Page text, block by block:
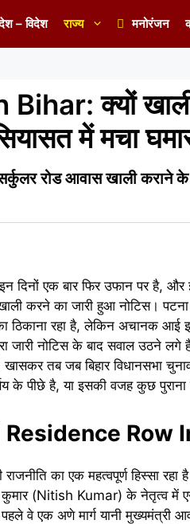
– विदेश राज्य मनोरंजन
क्यों खाली
में मचा
रोड आवास खाली कराने के
दिनों एक बार फिर उफान पर है, और
करने का जारी हुआ नोटिस।
ठिकाना रहा है, लेकिन अचानक आई
जारी नोटिस के बाद सवाल उठने
खासकर तब जब बिहार विधानसभा
के पीछे है, या इसकी वजह कुछ पुराना
Residence Row
का एक महत्वपूर्ण हिस्सा
(Nitish Kumar) के नेतृत्व में
वे एक अणे मार्ग यानी मुख्यमंत्री